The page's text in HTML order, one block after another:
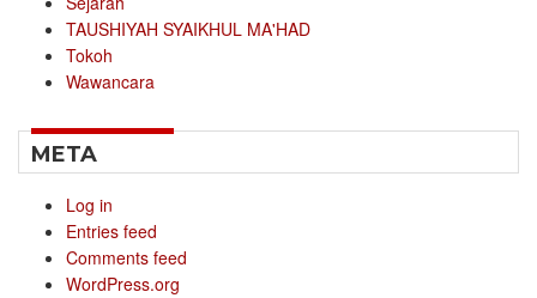
TAUSHIYAH SYAIKHUL MA'HAD
Tokoh
Wawancara
META
Log in
Entries feed
Comments feed
WordPress.org